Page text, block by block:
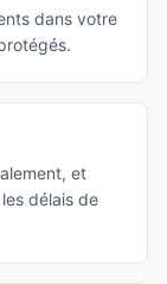
dans votre
et
délais de